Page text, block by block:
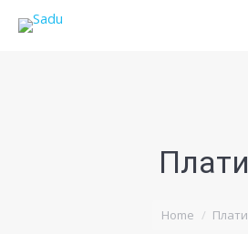
Плати
Home Плати